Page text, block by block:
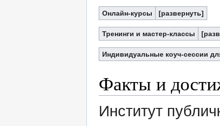
Онлайн-курсы
Тренинги и мастер-классы
Индивидуальные коуч-сессии
Факты и
Институт